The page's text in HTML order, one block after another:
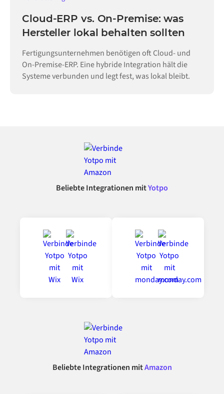
Cloud-ERP vs. On-Premise: was
Hersteller lokal behalten sollten
Fertigungsunternehmen benötigen oft Cloud- und
On-Premise-ERP. Eine hybride Integration hält die
Systeme verbunden und legt fest, was lokal bleibt.
Beliebte Integrationen mitYotpo
Beliebte Integrationen mitAmazon